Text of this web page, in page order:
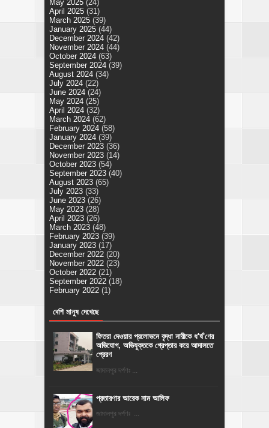
May 2025 (24)
April 2025 (31)
March 2025 (39)
January 2025 (44)
December 2024 (42)
November 2024 (44)
October 2024 (63)
September 2024 (39)
August 2024 (34)
July 2024 (22)
June 2024 (24)
May 2024 (25)
April 2024 (32)
March 2024 (62)
February 2024 (58)
January 2024 (39)
December 2023 (36)
November 2023 (14)
October 2023 (54)
September 2023 (40)
August 2023 (65)
July 2023 (33)
June 2023 (26)
May 2023 (28)
April 2023 (26)
March 2023 (48)
February 2023 (39)
January 2023 (17)
December 2022 (20)
November 2022 (23)
October 2022 (21)
September 2022 (18)
February 2022 (1)
বেশি মানুষ দেখেছে
ফিতরা দেওয়ার প্রলোভনে বৃদ্ধা নারীকে ধ'র্ষ'ণের
অভিযোগ, অভিযুক্তকে গ্রেপ্তার করে আদালতে
প্রেরণ
জামালপুর দর্পণঃ ...
প্রতারণার আরেক নাম আলিফ
জামালপুর দর্পণঃ ...